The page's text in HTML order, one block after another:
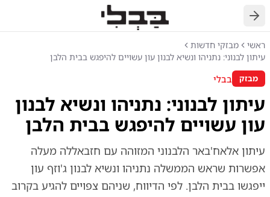
חזרה
ראשי
מבזקי חדשות
עיתון לבנוני: נתניהו ונשיא לבנון עון עשויים להיפגש בבית הלבן
מבזק בבלי
עיתון לבנוני: נתניהו ונשיא לבנון
עון עשויים להיפגש בבית הלבן
עיתון אלאח'באר הלבנוני המזוהה עם חזבאללה מעלה
אפשרות שראש הממשלה נתניהו ונשיא לבנון ג'וזף עון
ייפגשו בבית הלבן. לפי הדיווח, שניהם צפויים להגיע בקרוב